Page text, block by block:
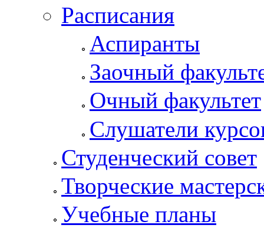
Расписания
Аспиранты
Заочный
Очный факультет
Слушатели
Студенческий совет
Творческие
Учебные планы